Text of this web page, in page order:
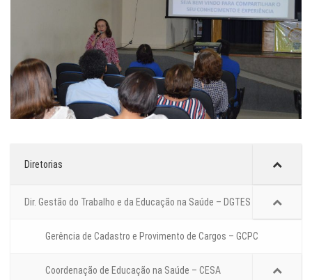
Diretorias
Dir. Gestão do Trabalho e da Educação na Saúde – DGTES
Gerência de Cadastro e Provimento de Cargos – GCPC
Coordenação de Educação na Saúde – CESA